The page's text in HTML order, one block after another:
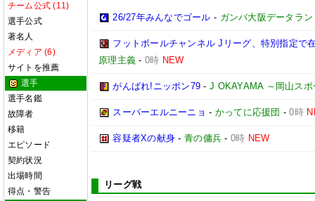
チーム公式 (11)
選手公式
著名人
メディア (6)
サイトを推薦
選手
選手名鑑
故障者
移籍
エピソード
契約状況
出場時間
得点・警告
26/27年みんなでゴール - ガンバ大阪データラ
フットボールチャンネル Jリーグ、特別指定で
原理主義 - 0時 NEW
がんばれ!ニッポン79 -J OKAYAMA ～岡山ス
スーパーエルニーニョ - かってに応援団 -0時
容疑者Xの献身 - 青の傭兵 - 0時 NEW
リーグ戦